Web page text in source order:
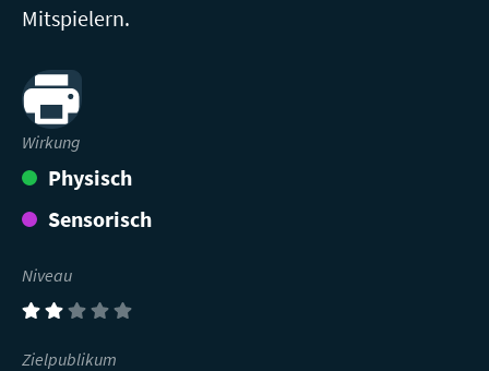
Mitspielern.
Print
Wirkung
Physisch
Sensorisch
Niveau
(2)
Zielpublikum